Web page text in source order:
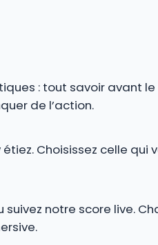
: tout savoir avant
de l’action.
Choisissez celle qui
suivez notre score live.